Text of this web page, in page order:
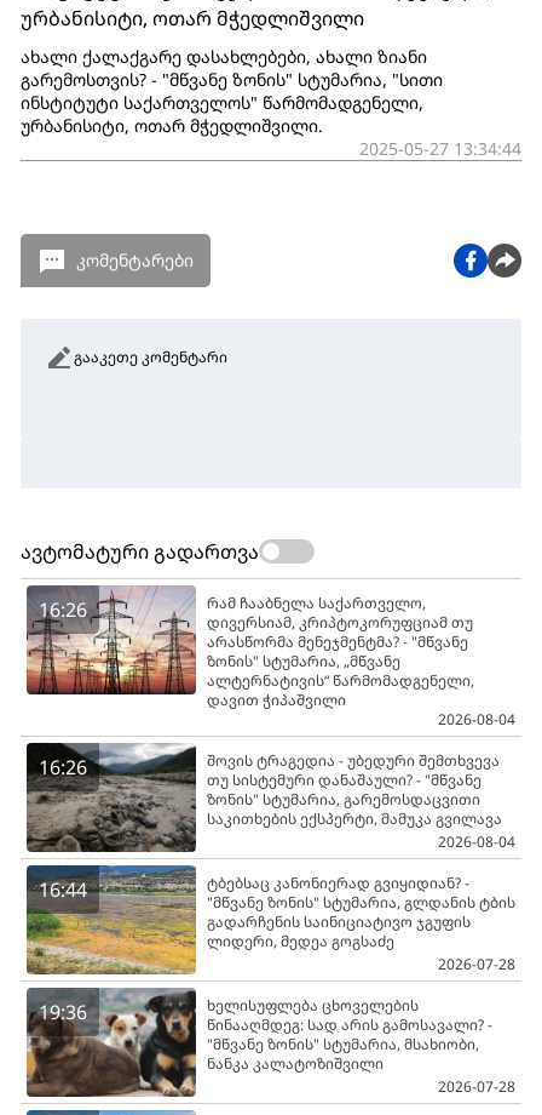
ურბანისიტი, ოთარ მჭედლიშვილი
ახალი ქალაქგარე დასახლებები, ახალი ზიანი
გარემოსთვის? - "მწვანე ზონის" სტუმარია, "სითი
ინსტიტუტი საქართველოს" წარმომადგენელი,
ურბანისიტი, ოთარ მჭედლიშვილი.
2025-05-27 13:34:44
კომენტარები
გააკეთე კომენტარი
ავტომატური გადართვა
16:26
რამ ჩააბნელა საქართველო,
დივერსიამ, კრიპტოკორუფციამ თუ
არასწორმა მენეჯმენტმა? - "მწვანე
ზონის" სტუმარია, „მწვანე
ალტერნატივის“ წარმომადგენელი,
დავით ჭიპაშვილი
2026-08-04
16:26
შოვის ტრაგედია - უბედური შემთხვევა
თუ სისტემური დანაშაული? - "მწვანე
ზონის" სტუმარია, გარემოსდაცვითი
საკითხების ექსპერტი, მამუკა გვილავა
2026-08-04
16:44
ტბებსაც კანონიერად გვიყიდიან? -
"მწვანე ზონის" სტუმარია, გლდანის ტბის
გადარჩენის საინიციატივო ჯგუფის
ლიდერი, მედეა გოგსაძე
2026-07-28
19:36
ხელისუფლება ცხოველების
წინააღმდეგ: სად არის გამოსავალი? -
"მწვანე ზონის" სტუმარია, მსახიობი,
ნანკა კალატოზიშვილი
2026-07-28